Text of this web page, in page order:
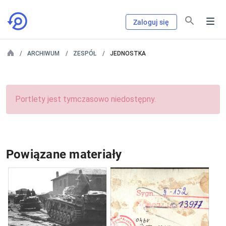
Zaloguj się
ARCHIWUM ZESPÓŁ JEDNOSTKA
Portlety jest tymczasowo niedostępny.
Powiązane materiały